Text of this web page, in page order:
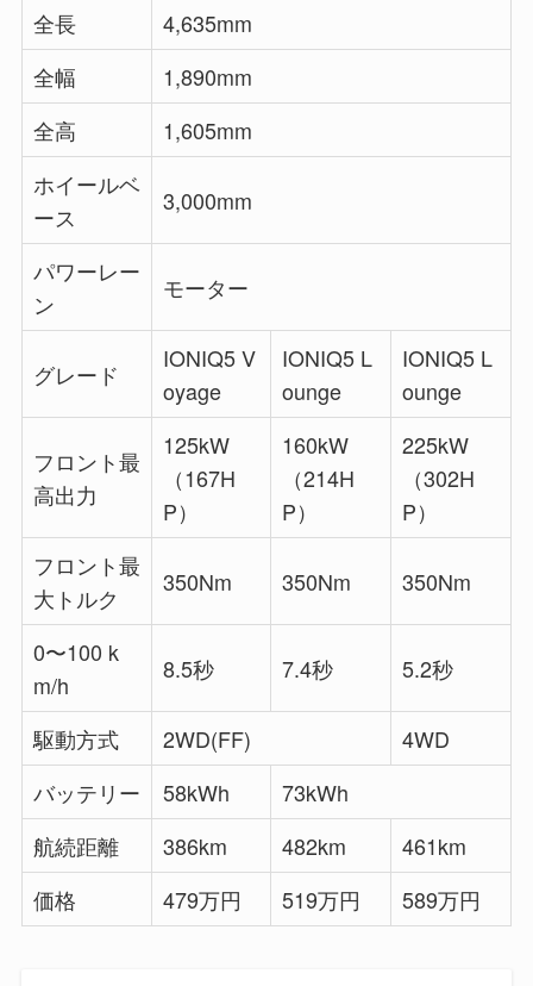
全長
4,635mm
全幅
1,890mm
全高
1,605mm
ホイールベ
ース
3,000mm
パワーレー
ン
モーター
グレード
IONIQ5 V
oyage
IONIQ5 L
ounge
IONIQ5 L
ounge
フロント最
高出力
125kW
（167H
P）
160kW
（214H
P）
225kW
（302H
P）
フロント最
大トルク
350Nm 350Nm 350Nm
0〜100 k
m/h
8.5秒 7.4秒 5.2秒
駆動方式 2WD(FF)
4WD
バッテリー
58kWh
73kWh
航続距離
386km 482km
461km
価格
479万円 519万円 589万円